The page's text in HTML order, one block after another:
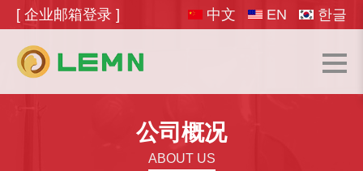
中文 EN 한글
[ 企业邮箱登录 ]
公司概况
ABOUT US